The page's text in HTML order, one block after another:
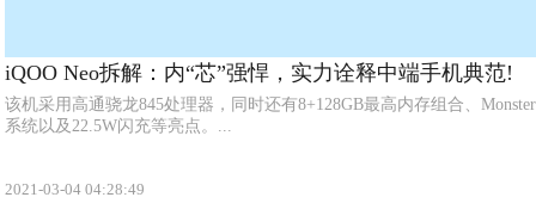
iQOO Neo拆解：内“芯”强悍，实力诠释中端手机典范!
该机采用高通骁龙845处理器，同时还有8+128GB最高内存组合、
系统以及22.5W闪充等亮点。...
2021-03-04 04:28:49